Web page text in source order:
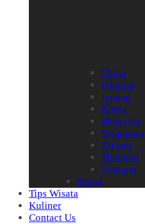
China
Filipina
Jepang
Korea
Malaysia
Singapura
Taiwan
Thailand
Vietnam
Eropa
Tips Wisata
Kuliner
Contact Us